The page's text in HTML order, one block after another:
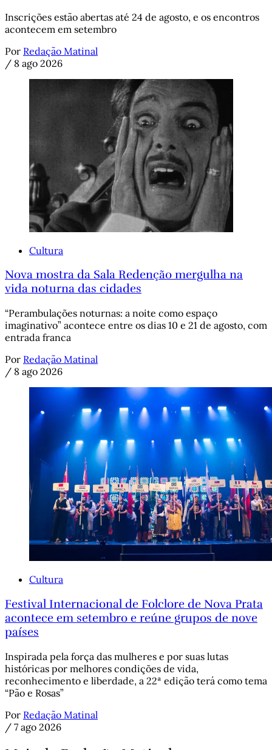
Inscrições estão abertas até 24 de agosto, e os encontros
acontecem em setembro
Por Redação Matinal
/ 8 ago 2026
Cultura
Nova mostra da Sala Redenção mergulha na
vida noturna das cidades
“Perambulações noturnas: a noite como espaço
imaginativo” acontece entre os dias 10 e 21 de agosto, com
entrada franca
Por Redação Matinal
/ 8 ago 2026
Cultura
Festival Internacional de Folclore de Nova Prata
acontece em setembro e reúne grupos de nove
países
Inspirada pela força das mulheres e por suas lutas
históricas por melhores condições de vida,
reconhecimento e liberdade, a 22ª edição terá como tema
“Pão e Rosas”
Por Redação Matinal
/ 7 ago 2026